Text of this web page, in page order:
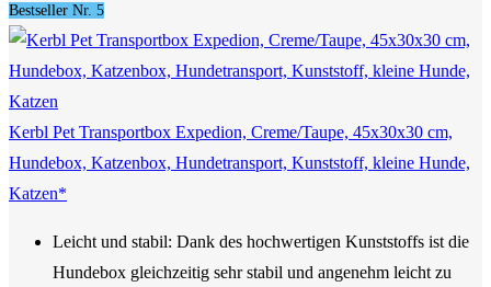
Bestseller Nr. 5
Kerbl Pet Transportbox Expedion, Creme/Taupe, 45x30x30 cm,
Hundebox, Katzenbox, Hundetransport, Kunststoff, kleine Hunde,
Katzen*
Leicht und stabil: Dank des hochwertigen Kunststoffs ist die
Hundebox gleichzeitig sehr stabil und angenehm leicht zu